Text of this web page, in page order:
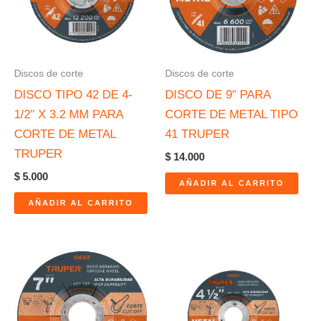
Discos de corte
DISCO TIPO 42 DE 4-
1/2″ X 3.2 MM PARA
CORTE DE METAL
TRUPER
$ 5.000
AÑADIR AL CARRITO
Discos de corte
DISCO DE 9″ PARA
CORTE DE METAL TIPO
41 TRUPER
$ 14.000
AÑADIR AL CARRITO